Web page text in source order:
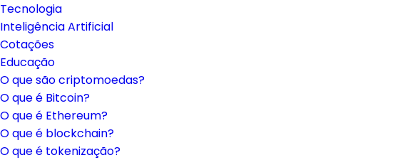
Tecnologia
Inteligência Artificial
Cotações
Educação
O que são criptomoedas?
O que é Bitcoin?
O que é Ethereum?
O que é blockchain?
O que é tokenização?